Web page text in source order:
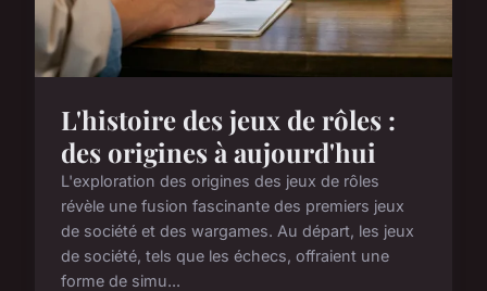
L'histoire des jeux de rôles :
des origines à aujourd'hui
L'exploration des origines des jeux de rôles
révèle une fusion fascinante des premiers jeux
de société et des wargames. Au départ, les jeux
de société, tels que les échecs, offraient une
forme de simu...